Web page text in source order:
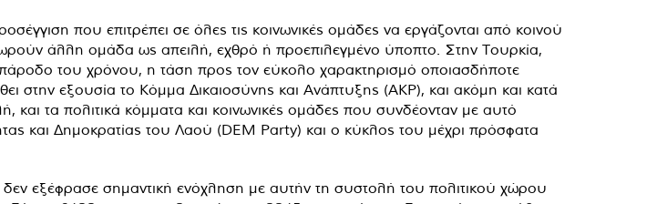
που επιτρέπει σε όλες τις κοινωνικές ομάδες να εργάζονται από κοινού
άλλη ομάδα ως απειλή, εχθρό ή προεπιλεγμένο ύποπτο. Στην Τουρκία,
του χρόνου, η τάση προς τον εύκολο χαρακτηρισμό οποιασδήποτε
στην εξουσία το Κόμμα Δικαιοσύνης και Ανάπτυξης (AKP), και ακόμη και κατά
τα πολιτικά κόμματα και κοινωνικές ομάδες που συνδέονταν με αυτό
και Δημοκρατίας του Λαού (DEM Party) και ο κύκλος του μέχρι πρόσφατα
δεν εξέφρασε σημαντική ενόχληση με αυτήν τη συστολή του πολιτικού χώρου